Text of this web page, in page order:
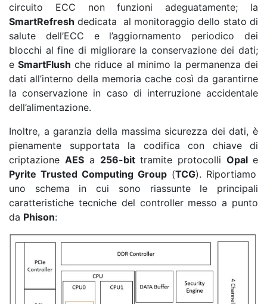
circuito ECC non funzioni adeguatamente; la
SmartRefresh dedicata al monitoraggio dello stato di
salute dell’ECC e l’aggiornamento periodico dei
blocchi al fine di migliorare la conservazione dei dati;
eSmartFlush che riduce al minimo la permanenza dei
dati all’interno della memoria cache così da garantirne
la conservazione in caso di interruzione accidentale
dell’alimentazione.
Inoltre, a garanzia della massima sicurezza dei dati, è
pienamente supportata la codifica con chiave di
criptazione AESa 256-bittramite protocolliOpale
Pyrite Trusted Computing Group (TCG). Riportiamo
uno schema in cui sono riassunte le principali
caratteristiche tecniche del controller messo a punto
da Phison: